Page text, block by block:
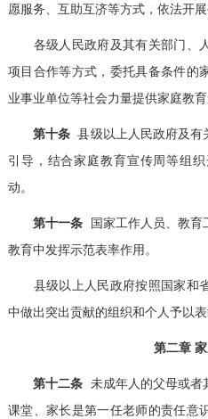
愿服务、互助互济等方式，依法开
各级人民政府及其有关部门、人
项目合作等方式，委托具备条件的
业事业单位等社会力量提供家庭教育
第十条县级以上人民政府及有
引导，结合家庭教育宣传周等组
动。
第十一条
国家工作人员、教
教育中发挥示范表率作用。
县级以上人民政府按照国家和
中做出突出贡献的组织和个人予以表
第二章
第十二条 未成年人的父母或者
课堂、家长是第一任老师的责任意